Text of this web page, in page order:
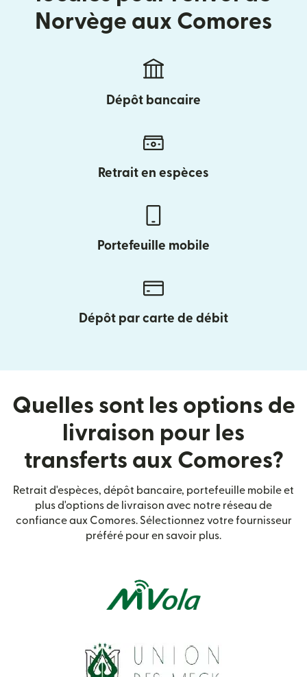
Norvège aux Comores
Dépôt bancaire
Retrait en espèces
Portefeuille mobile
Dépôt par carte de débit
Quelles sont les options de
livraison pour les
transferts aux Comores?
Retrait d'espèces, dépôt bancaire, portefeuille mobile et
plus d'options de livraison avec notre réseau de
confiance aux Comores. Sélectionnez votre fournisseur
préféré pour en savoir plus.